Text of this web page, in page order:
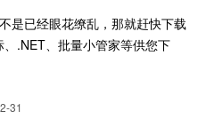
是已经眼花缭乱，那就赶快下载
.NET、批量小管家等供您下
31